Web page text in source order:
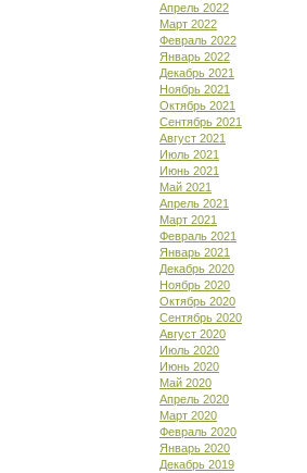
Апрель 2022
Март 2022
Февраль 2022
Январь 2022
Декабрь 2021
Ноябрь 2021
Октябрь 2021
Сентябрь 2021
Август 2021
Июль 2021
Июнь 2021
Май 2021
Апрель 2021
Март 2021
Февраль 2021
Январь 2021
Декабрь 2020
Ноябрь 2020
Октябрь 2020
Сентябрь 2020
Август 2020
Июль 2020
Июнь 2020
Май 2020
Апрель 2020
Март 2020
Февраль 2020
Январь 2020
Декабрь 2019